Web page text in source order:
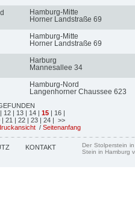
Hamburg-Mitte
Horner Landstraße 69
Hamburg-Mitte
Horner Landstraße 69
Harburg
Mannesallee 34
Hamburg-Nord
Langenhorner Chaussee 623
| 12 | 13 | 14 | 15 | 16 |
| 21 | 22 | 23 | 24 | >>
/ Seitenanfang
KONTAKT
Der Stolperstein
Stein in Hamburg